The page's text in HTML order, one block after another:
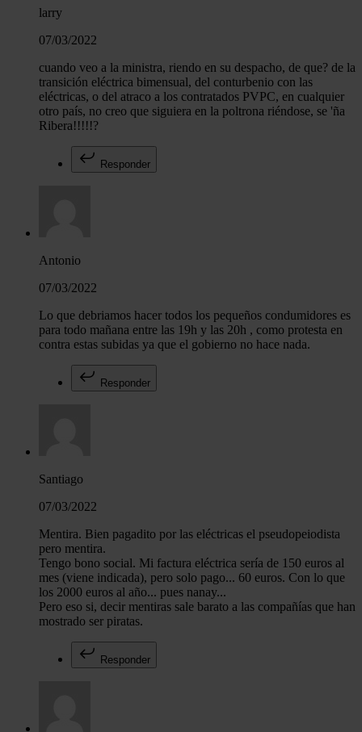
larry
07/03/2022
cuando veo a la ministra, riendo en su despacho, de que? de la
transición eléctrica bimensual, del conturbenio con las
eléctricas, o del atraco a los contratados PVPC, en cualquier
otro país, no creo que siguiera en la poltrona riéndose, se 'ña
Ribera!!!!!?
Responder
Antonio
07/03/2022
Lo que debriamos hacer todos los pequeños condumidores es
para todo mañana entre las 19h y las 20h , como protesta en
contra estas subidas ya que el gobierno no hace nada.
Responder
Santiago
07/03/2022
Mentira. Bien pagadito por las eléctricas el pseudopeiodista
pero mentira.
Tengo bono social. Mi factura eléctrica sería de 150 euros al
mes (viene indicada), pero solo pago... 60 euros. Con lo que
los 2000 euros al año... pues nanay...
Pero eso si, decir mentiras sale barato a las compañías que han
mostrado ser piratas.
Responder